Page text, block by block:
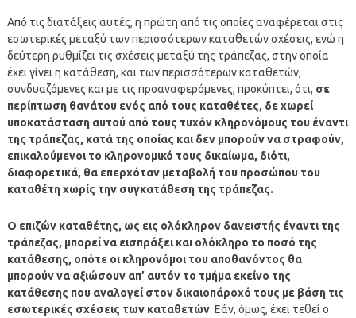
Από τις διατάξεις αυτές, η πρώτη από τις οποίες αναφέρεται στις
εσωτερικές μεταξύ των περισσότερων καταθετών σχέσεις, ενώ η
δεύτερη ρυθμίζει τις σχέσεις μεταξύ της τράπεζας, στην οποία
έχει γίνει η κατάθεση, και των περισσότερων καταθετών,
συνδυαζόμενες και με τις προαναφερόμενες, προκύπτει, ότι, σε
περίπτωση θανάτου ενός από τους καταθέτες, δε χωρεί
υποκατάσταση αυτού από τους τυχόν κληρονόμους του έναντι
της τράπεζας, κατά της οποίας και δεν μπορούν να στραφούν,
επικαλούμενοι το κληρονομικό τους δικαίωμα, διότι,
διαφορετικά, θα επερχόταν μεταβολή του προσώπου του
καταθέτη χωρίς την συγκατάθεση της τράπεζας.
Ο επιζών καταθέτης, ως εις ολόκληρον δανειστής έναντι της
τράπεζας, μπορεί να εισπράξει και ολόκληρο το ποσό της
κατάθεσης, οπότε οι κληρονόμοι του αποθανόντος θα
μπορούν να αξιώσουν απ’ αυτόν το τμήμα εκείνο της
κατάθεσης που αναλογεί στον δικαιοπάροχό τους με βάση τις
εσωτερικές σχέσεις των καταθετών. Εάν, όμως, έχει τεθεί ο